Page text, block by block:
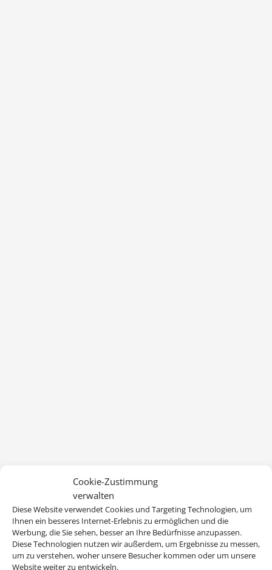
Cookie-Zustimmung
verwalten
Diese Website verwendet Cookies und Targeting Technologien, um
Ihnen ein besseres Internet-Erlebnis zu ermöglichen und die
Werbung, die Sie sehen, besser an Ihre Bedürfnisse anzupassen.
Diese Technologien nutzen wir außerdem, um Ergebnisse zu messen,
um zu verstehen, woher unsere Besucher kommen oder um unsere
Website weiter zu entwickeln.